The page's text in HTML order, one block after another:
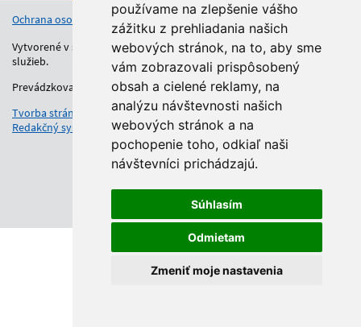
používame na zlepšenie vášho
zážitku z prehliadania našich
webových stránok, na to, aby sme
vám zobrazovali prispôsobený
obsah a cielené reklamy, na
analýzu návštevnosti našich
webových stránok a na
pochopenie toho, odkiaľ naši
návštevníci prichádzajú.
Súhlasím
Odmietam
Zmeniť moje nastavenia
Ochrana osobných údajov Vyhlásenie o prístupnosti Kontakt
Vytvorené v súlade s Jednotným dizajn manuálom elektronických
služieb.
Prevádzkovateľom služby je Regionálny úrad školskej správy.
Tvorba stránok
: Aglo Solutions
Redakčný systém
: SysCom